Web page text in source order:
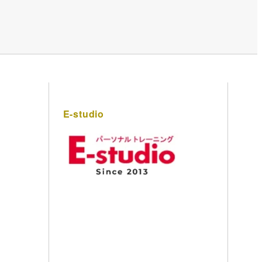
E-studio